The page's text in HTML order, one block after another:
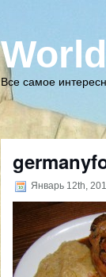
Все самое
Январь 12th,